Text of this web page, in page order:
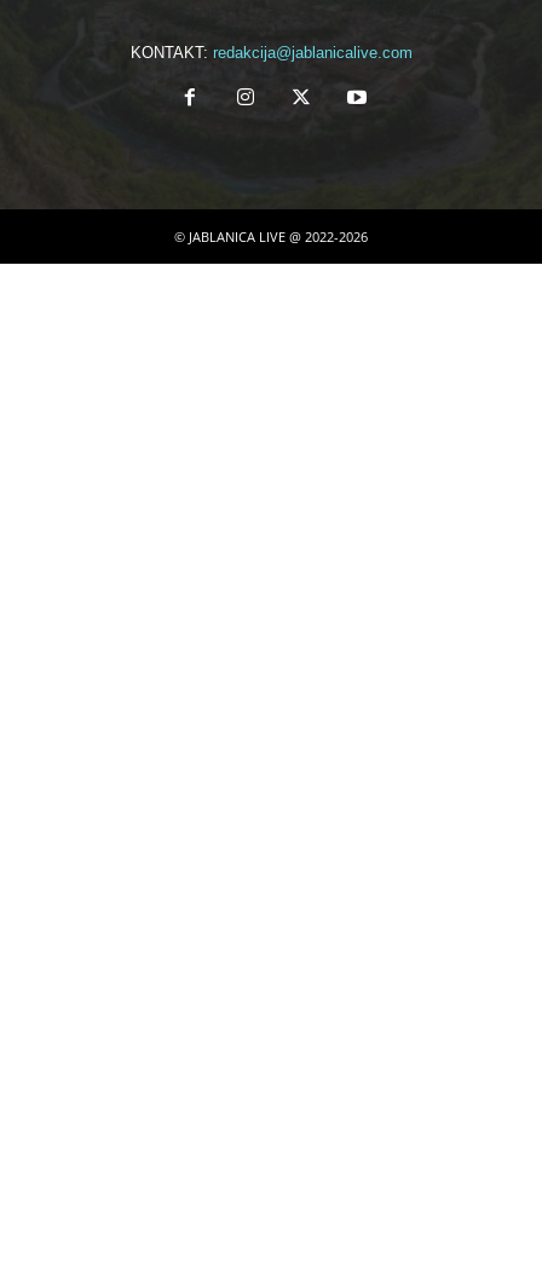
KONTAKT: redakcija@jablanicalive.com
© JABLANICA LIVE @ 2022-2026